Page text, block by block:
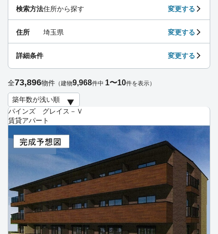
パインズ グレイス－Ｖ
賃貸アパート
検索方法住所から探す 変更する
住所 埼玉県 変更する
詳細条件 変更する
全73,896物件 （建物9,968件中 1〜10件を表示）